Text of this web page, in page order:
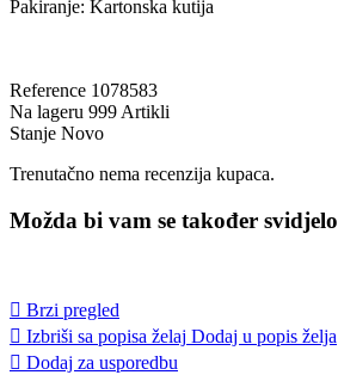
Pakiranje: Kartonska kutija
Reference 1078583
Na lageru 999 Artikli
Stanje Novo
Trenutačno nema recenzija kupaca.
Možda bi vam se također svidjelo
 Brzi pregled
 Izbriši sa popisa želaj Dodaj u popis želja
 Dodaj za usporedbu